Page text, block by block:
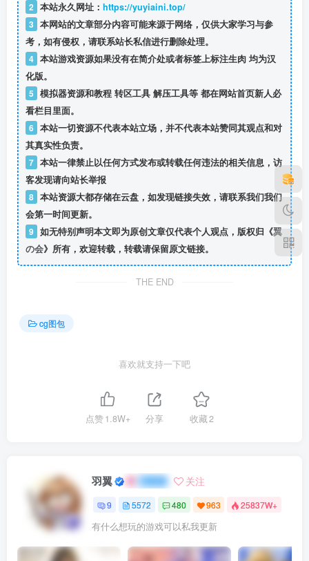
2 本站永久网址： https://yuyiaini.top/
3 本网站的文章部分内容可能来源于网络，仅供大家学习与参
考，如有侵权，请联系站长私信进行删除处理。
4 本站游戏资源如果没有在简介处或者标签上标注生肉 均为汉
化版。
5 模拟器资源和教程 转区工具 解压工具等 都在网站首页新人必
看栏目里面。
6 本站一切资源不代表本站立场，并不代表本站赞同其观点和对
其真实性负责。
7 本站一律禁止以任何方式发布或转载任何违法的相关信息，访
客发现请向站长举报
8 本站资源大都存储在云盘，如发现链接失效，请联系我们我们
会第一时间更新。
9 如无特别声明本文即为原创文章仅代表个人观点，版权归《翼
の会》所有，欢迎转载，转载请保留原文链接。
THE END
cg图包
喜欢就支持一下吧
点赞1.8W+ 分享 收藏2
羽翼 关注
9 5572 480 963 25837W+
有什么想玩的游戏可以私我更新